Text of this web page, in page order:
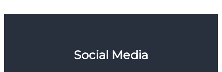
Social Media